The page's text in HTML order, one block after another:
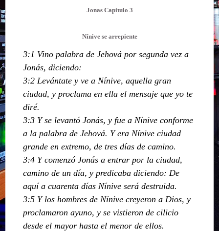
Jonas Capitulo 3
Nínive se arrepiente
3:1 Vino palabra de Jehová por segunda vez a
Jonás, diciendo:
3:2 Levántate y ve a Nínive, aquella gran
ciudad, y proclama en ella el mensaje que yo te
diré.
3:3 Y se levantó Jonás, y fue a Nínive conforme
a la palabra de Jehová. Y era Nínive ciudad
grande en extremo, de tres días de camino.
3:4 Y comenzó Jonás a entrar por la ciudad,
camino de un día, y predicaba diciendo: De
aquí a cuarenta días Nínive será destruida.
3:5 Y los hombres de Nínive creyeron a Dios, y
proclamaron ayuno, y se vistieron de cilicio
desde el mayor hasta el menor de ellos.